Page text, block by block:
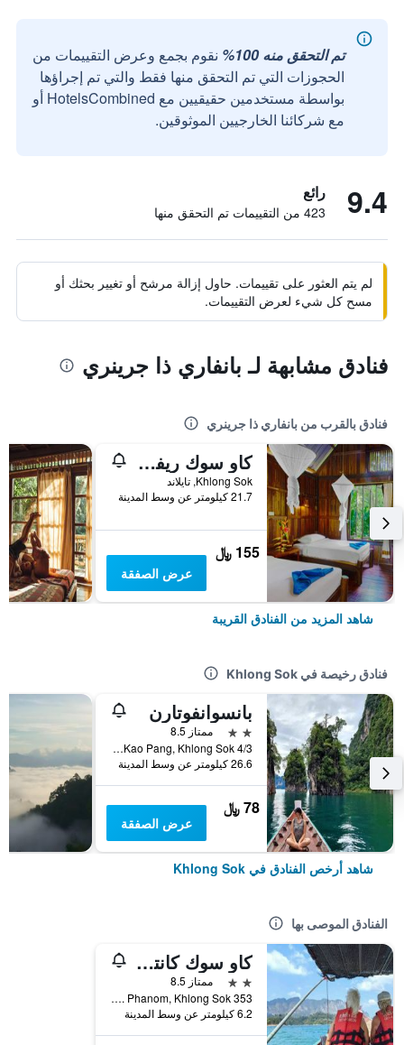
تم التحقق منه 100%
نقوم بجمع وعرض التقييمات من
الحجوزات التي تم التحقق منها فقط والتي تم إجراؤها
بواسطة مستخدمين حقيقيين مع HotelsCombined أو
مع شركائنا الخارجيين الموثوقين.
9.4 رائع
423 من التقييمات تم التحقق منها
لم يتم العثور على تقييمات. حاول إزالة مرشح أو تغيير بحثك أو
مسح كل شيء لعرض التقييمات.
فنادق مشابهة لـ بانفاري ذا جرينري
فنادق بالقرب من بانفاري ذا جرينري
كاو سوك ريفيرسايد كوتيدج
Khlong Sok, تايلاند
21.7 كيلومتر عن وسط المدينة
155 ﷼
عرض الصفقة
شاهد المزيد من الفنادق القريبة
فنادق رخيصة في Khlong Sok
بانسوانفوتارن
2 نجمتين
ممتاز 8.5
4/3 Moo 3 Kao Pang, Khlong Sok, تايلاند
26.6 كيلومتر عن وسط المدينة
78 ﷼
عرض الصفقة
شاهد أرخص الفنادق في Khlong Sok
الفنادق الموصى بها
كاو سوك كانتري ريزورت
2 نجمتين
ممتاز 8.5
353 Moo 6, Klong Sok. Phanom, Khlong Sok, تايلاند
6.2 كيلومتر عن وسط المدينة